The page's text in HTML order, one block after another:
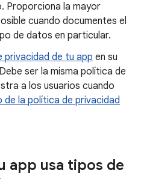
Proporciona la mayor
cuando documentes el
de datos en particular.
privacidad de tu app en su
ser la misma política de
a los usuarios cuando
de la política de privacidad
app usa tipos de